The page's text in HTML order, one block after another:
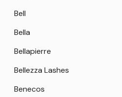
Bell
Bella
Bellapierre
Bellezza Lashes
Benecos